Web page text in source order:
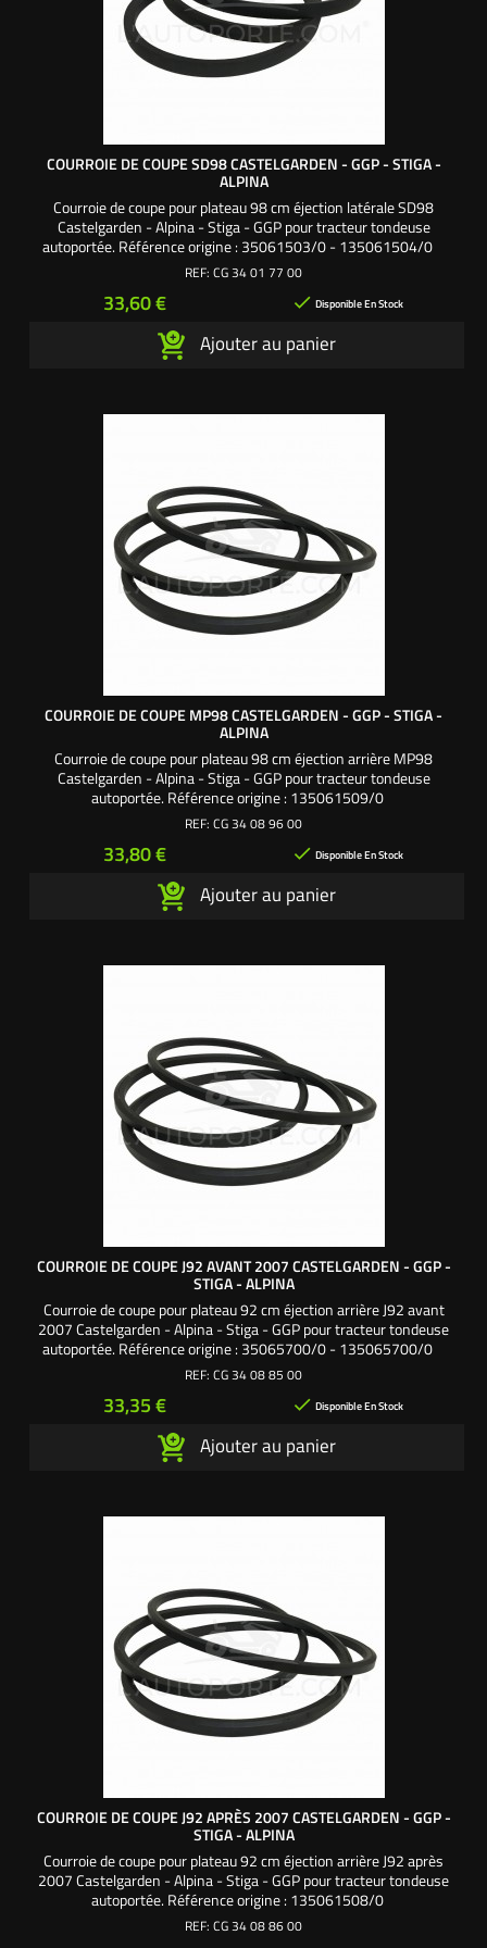
COURROIE DE COUPE SD98 CASTELGARDEN - GGP - STIGA -
ALPINA
Courroie de coupe pour plateau 98 cm éjection latérale SD98
Castelgarden - Alpina - Stiga - GGP pour tracteur tondeuse
autoportée. Référence origine : 35061503/0 - 135061504/0
REF: CG 34 01 77 00
Prix
33,60 €  Disponible En Stock
Ajouter au panier
COURROIE DE COUPE MP98 CASTELGARDEN - GGP - STIGA -
ALPINA
Courroie de coupe pour plateau 98 cm éjection arrière MP98
Castelgarden - Alpina - Stiga - GGP pour tracteur tondeuse
autoportée. Référence origine : 135061509/0
REF: CG 34 08 96 00
Prix
33,80 €  Disponible En Stock
Ajouter au panier
COURROIE DE COUPE J92 AVANT 2007 CASTELGARDEN - GGP -
STIGA - ALPINA
Courroie de coupe pour plateau 92 cm éjection arrière J92 avant
2007 Castelgarden - Alpina - Stiga - GGP pour tracteur tondeuse
autoportée. Référence origine : 35065700/0 - 135065700/0
REF: CG 34 08 85 00
Prix
33,35 €  Disponible En Stock
Ajouter au panier
COURROIE DE COUPE J92 APRÈS 2007 CASTELGARDEN - GGP -
STIGA - ALPINA
Courroie de coupe pour plateau 92 cm éjection arrière J92 après
2007 Castelgarden - Alpina - Stiga - GGP pour tracteur tondeuse
autoportée. Référence origine : 135061508/0
REF: CG 34 08 86 00